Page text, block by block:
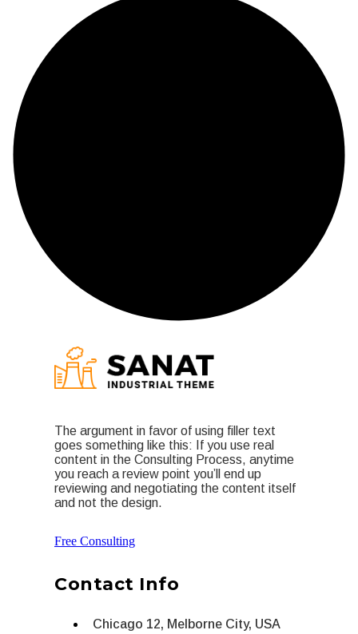
The argument in favor of using filler text
goes something like this: If you use real
content in the Consulting Process, anytime
you reach a review point you’ll end up
reviewing and negotiating the content itself
and not the design.
Free Consulting
Contact Info
Chicago 12, Melborne City, USA